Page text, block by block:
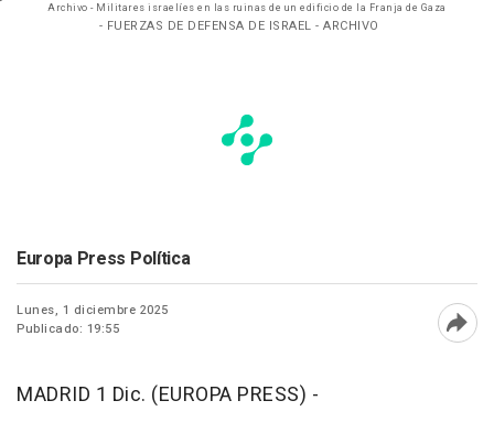
Archivo - Militares israelíes en las ruinas de un edificio de la Franja de Gaza
- FUERZAS DE DEFENSA DE ISRAEL - ARCHIVO
Europa Press Política
Lunes, 1 diciembre 2025
Publicado: 19:55
MADRID 1 Dic. (EUROPA PRESS) -